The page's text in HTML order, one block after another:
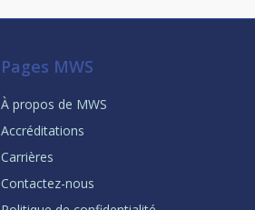
Pages MWS
À propos de MWS
Accréditations
Carrières
Contactez-nous